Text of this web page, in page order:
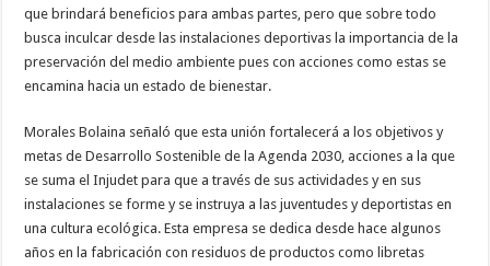
que brindará beneficios para ambas partes, pero que sobre todo
busca inculcar desde las instalaciones deportivas la importancia de la
preservación del medio ambiente pues con acciones como estas se
encamina hacia un estado de bienestar.
Morales Bolaina señaló que esta unión fortalecerá a los objetivos y
metas de Desarrollo Sostenible de la Agenda 2030, acciones a la que
se suma el Injudet para que a través de sus actividades y en sus
instalaciones se forme y se instruya a las juventudes y deportistas en
una cultura ecológica. Esta empresa se dedica desde hace algunos
años en la fabricación con residuos de productos como libretas